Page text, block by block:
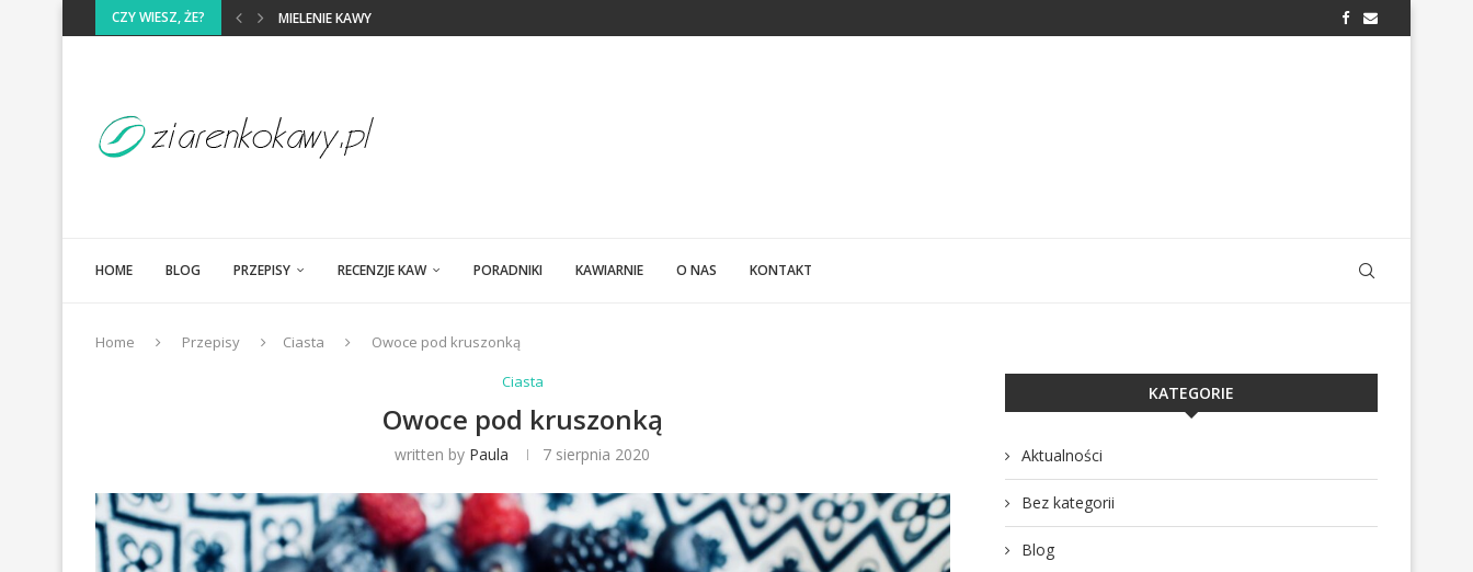
CZY WIESZ, ŻE?
MIELENIE KAWY
HOME BLOG PRZEPISY RECENZJE KAW PORADNIKI KAWIARNIE O NAS KONTAKT
Home Przepisy Ciasta
Owoce pod kruszonką
Ciasta
Owoce pod kruszonką
written by Paula 7 sierpnia 2020
KATEGORIE
Aktualności
Bez kategorii
Blog